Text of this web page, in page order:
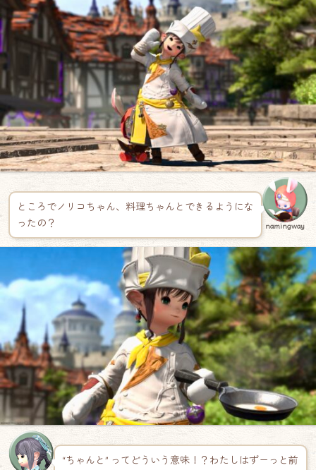
ところでノリコちゃん、料理ちゃんとできるようにな
ったの？
namingway
“ちゃんと” ってどういう意味！？わたしはずーっと前